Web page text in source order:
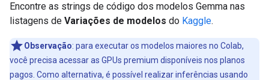
Encontre as strings de código dos modelos Gemma nas
listagens de Variações de modelos do Kaggle.
Observação: para executar os modelos maiores no Colab,
você precisa acessar as GPUs premium disponíveis nos planos
pagos. Como alternativa, é possível realizar inferências usando